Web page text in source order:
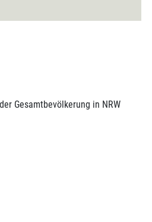
Gesamtbevölkerung in NRW